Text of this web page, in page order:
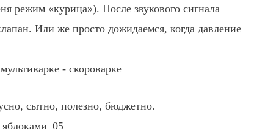
режим «курица»). После звукового сигнала
Или же просто дожидаемся, когда давление
сытно, полезно, бюджетно.